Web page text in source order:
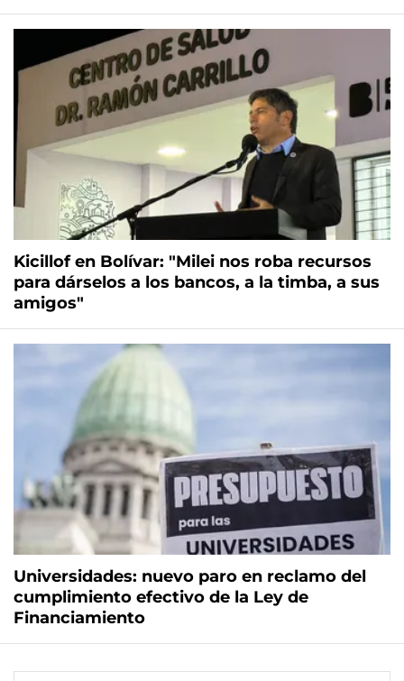
Kicillof en Bolívar: "Milei nos roba recursos
para dárselos a los bancos, a la timba, a sus
amigos"
Universidades: nuevo paro en reclamo del
cumplimiento efectivo de la Ley de
Financiamiento